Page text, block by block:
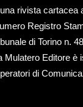
rivista cartacea
Registro
di Torino n.
Mulatero Editore è
di